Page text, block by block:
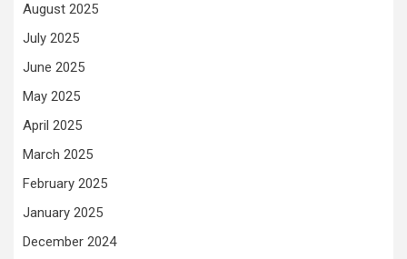
August 2025
July 2025
June 2025
May 2025
April 2025
March 2025
February 2025
January 2025
December 2024